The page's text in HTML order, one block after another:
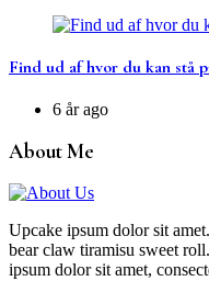
Find ud af hvor du kan stå
6 år ago
About Me
Upcake ipsum dolor sit
bear claw tiramisu sweet
ipsum dolor sit amet,